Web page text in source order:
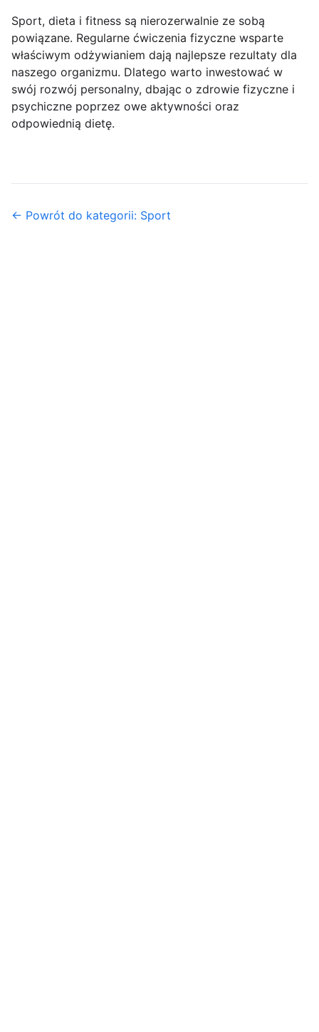
Sport, dieta i fitness są nierozerwalnie ze sobą
powiązane. Regularne ćwiczenia fizyczne wsparte
właściwym odżywianiem dają najlepsze rezultaty dla
naszego organizmu. Dlatego warto inwestować w
swój rozwój personalny, dbając o zdrowie fizyczne i
psychiczne poprzez owe aktywności oraz
odpowiednią dietę.
← Powrót do kategorii: Sport